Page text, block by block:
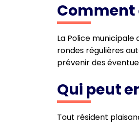
Comment
La Police municipale
rondes régulières
prévenir des
Qui peut
Tout résident